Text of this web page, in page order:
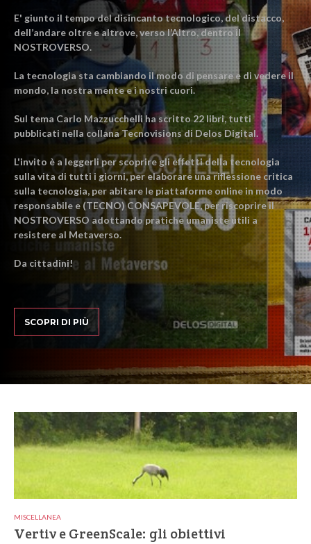
E' giunto il tempo del disincanto tecnologico, del distacco,
dell’andare oltre e altrove, verso l’Altro, dentro il
NOSTROVERSO.
La tecnologia sta cambiando il modo di pensare e di vedere il
mondo, la nostra mente e i nostri cuori.
Sul tema Carlo Mazzucchelli ha scritto 22 libri, tutti
pubblicati nella collana Tecnovisions di Delos Digital.
L'invito è a leggerli per scoprire gli effetti della tecnologia
sulla vita di tutti i giorni, per elaborare una riflessione critica
sulla tecnologia, per abitare le piattaforme online in modo
responsabile e (TECNO) CONSAPEVOLE, per riscoprire il
NOSTROVERSO adottando pratiche umaniste utili a
resistere al Metaverso.
Da cittadini!
SCOPRI DI PIÙ
MISCELLANEA
Vertiv e GreenScale: gli obiettivi